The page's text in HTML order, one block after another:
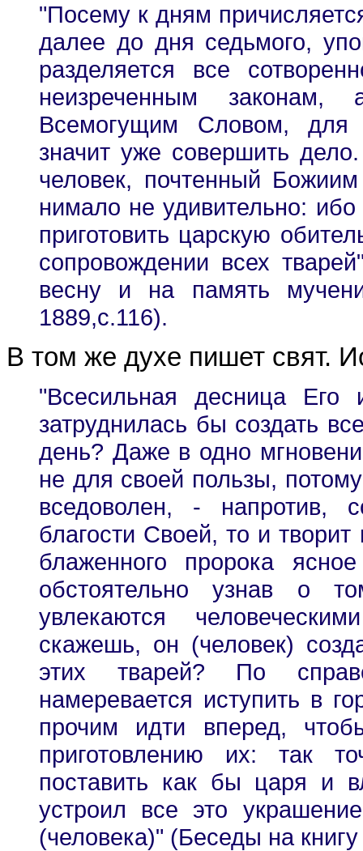
"Посему к дням
далее до дня седьмого,
разделяется все
неизреченным
Всемогущим Словом, для
значит уже совершить
человек, почтенный
нимало не удивительно:
приготовить царскую
сопровождении всех
весну и на память
1889,с.116).
В том же духе пишет свят.
"Всесильная десница Его
затруднилась бы создать
день? Даже в одно
не для своей пользы,
вседоволен, - напротив,
благости Своей, то и
блаженного пророка
обстоятельно узнав о
увлекаются
скажешь, он (человек)
этих тварей? По
намеревается иступить в
прочим идти вперед,
приготовлению их: так
поставить как бы царя и
устроил все это
(человека)" (Беседы на